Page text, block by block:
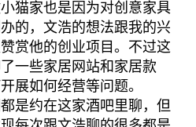
猫家也是因为对创意家具
的，文浩的想法跟我的兴
赏他的创业项目。不过这
一些家居网站和家居款
展如何经营等问题。
是约在这家酒吧里聊，但